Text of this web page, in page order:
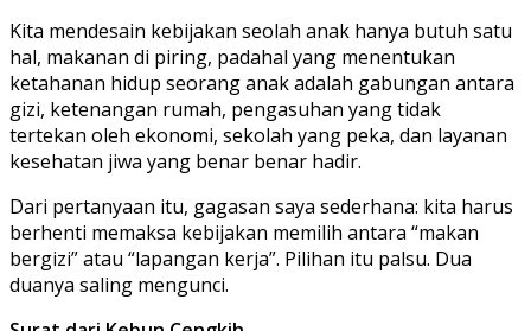
Kita mendesain kebijakan seolah anak hanya butuh satu
hal, makanan di piring, padahal yang menentukan
ketahanan hidup seorang anak adalah gabungan antara
gizi, ketenangan rumah, pengasuhan yang tidak
tertekan oleh ekonomi, sekolah yang peka, dan layanan
kesehatan jiwa yang benar benar hadir.
Dari pertanyaan itu, gagasan saya sederhana: kita harus
berhenti memaksa kebijakan memilih antara “makan
bergizi” atau “lapangan kerja”. Pilihan itu palsu. Dua
duanya saling mengunci.